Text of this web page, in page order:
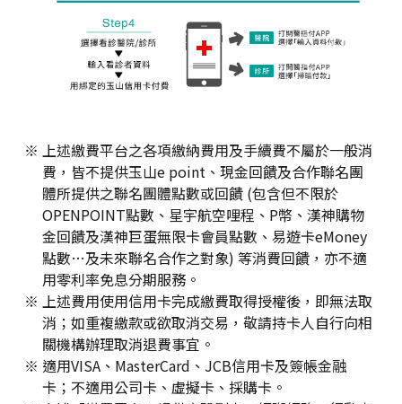
上述繳費平台之各項繳納費用及手續費不屬於一般消
費，皆不提供玉山e point、現金回饋及合作聯名團
體所提供之聯名團體點數或回饋 (包含但不限於
OPENPOINT點數、星宇航空哩程、P幣、漢神購物
金回饋及漢神巨蛋無限卡會員點數、易遊卡eMoney
點數…及未來聯名合作之對象) 等消費回饋，亦不適
用零利率免息分期服務。
上述費用使用信用卡完成繳費取得授權後，即無法取
消；如重複繳款或欲取消交易，敬請持卡人自行向相
關機構辦理取消退費事宜。
適用VISA、MasterCard、JCB信用卡及簽帳金融
卡；不適用公司卡、虛擬卡、採購卡。